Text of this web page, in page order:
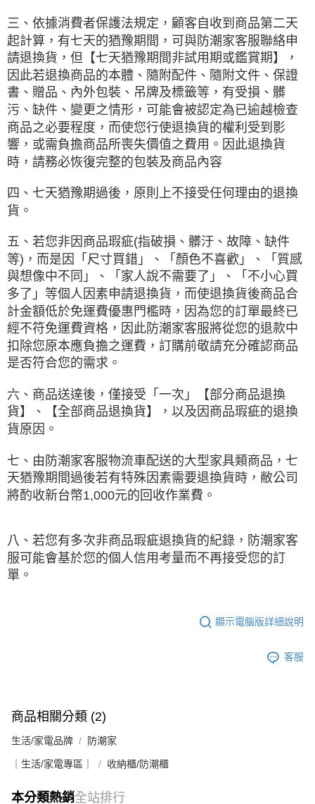
三、依據消費者保護法規定，顧客自收到商品第二天
起計算，有七天的猶豫期間，可與防潮家客服聯絡申
請退換貨，但【七天猶豫期間非試用期或鑑賞期】，
因此若退換商品的本體、隨附配件、隨附文件、保證
書、贈品、內外包裝、吊牌及標籤等，有受損、髒
污、缺件、變更之情形，可能會被認定為已逾越檢查
商品之必要程度，而使您行使退換貨的權利受到影
響，或需負擔商品所喪失價值之費用。因此退換貨
時，請務必恢復完整的包裝及商品內容
四、七天猶豫期過後，原則上不接受任何理由的退換
貨。
五、若您非因商品瑕疵(指破損、髒汙、故障、缺件
等)，而是因「尺寸買錯」、「顏色不喜歡」、「質感
與想像中不同」、「家人說不需要了」、「不小心買
多了」等個人因素申請退換貨，而使退換貨後商品合
計金額低於免運費優惠門檻時，因為您的訂單最終已
經不符免運費資格，因此防潮家客服將從您的退款中
扣除您原本應負擔之運費，訂購前敬請充分確認商品
是否符合您的需求。
六、商品送達後，僅接受「一次」【部分商品退換
貨】、【全部商品退換貨】，以及因商品瑕疵的退換
貨原因。
七、由防潮家客服物流車配送的大型家具類商品，七
天猶豫期間過後若有特殊因素需要退換貨時，敝公司
將酌收新台幣1,000元的回收作業費。
八、若您有多次非商品瑕疵退換貨的紀錄，防潮家客
服可能會基於您的個人信用考量而不再接受您的訂
單。
顯示電腦版詳細說明
客服
商品相關分類 (2)
生活/家電品牌 防潮家
｜生活/家電專區｜ 收納櫃/防潮櫃
本分類熱銷全站排行